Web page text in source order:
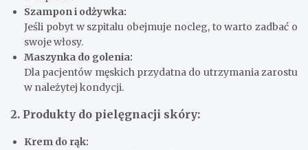
Szampon i odżywka:
Jeśli pobyt w szpitalu obejmuje nocleg, to warto zadbać o
swoje włosy.
Maszynka do golenia:
Dla pacjentów męskich przydatna do utrzymania zarostu
w należytej kondycji.
2. Produkty do pielęgnacji skóry:
Krem do rąk: